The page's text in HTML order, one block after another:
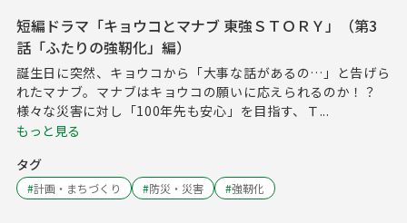
短編ドラマ「キョウコとマナブ 東強ＳＴＯＲＹ」（第3
話「ふたりの強靭化」編）
誕生日に突然、キョウコから「大事な話があるの…」と告げら
れたマナブ。マナブはキョウコの願いに応えられるのか！？
様々な災害に対し「100年先も安心」を目指す、Ｔ...
もっと見る
タグ
#計画・まちづくり #防災・災害 #強靭化